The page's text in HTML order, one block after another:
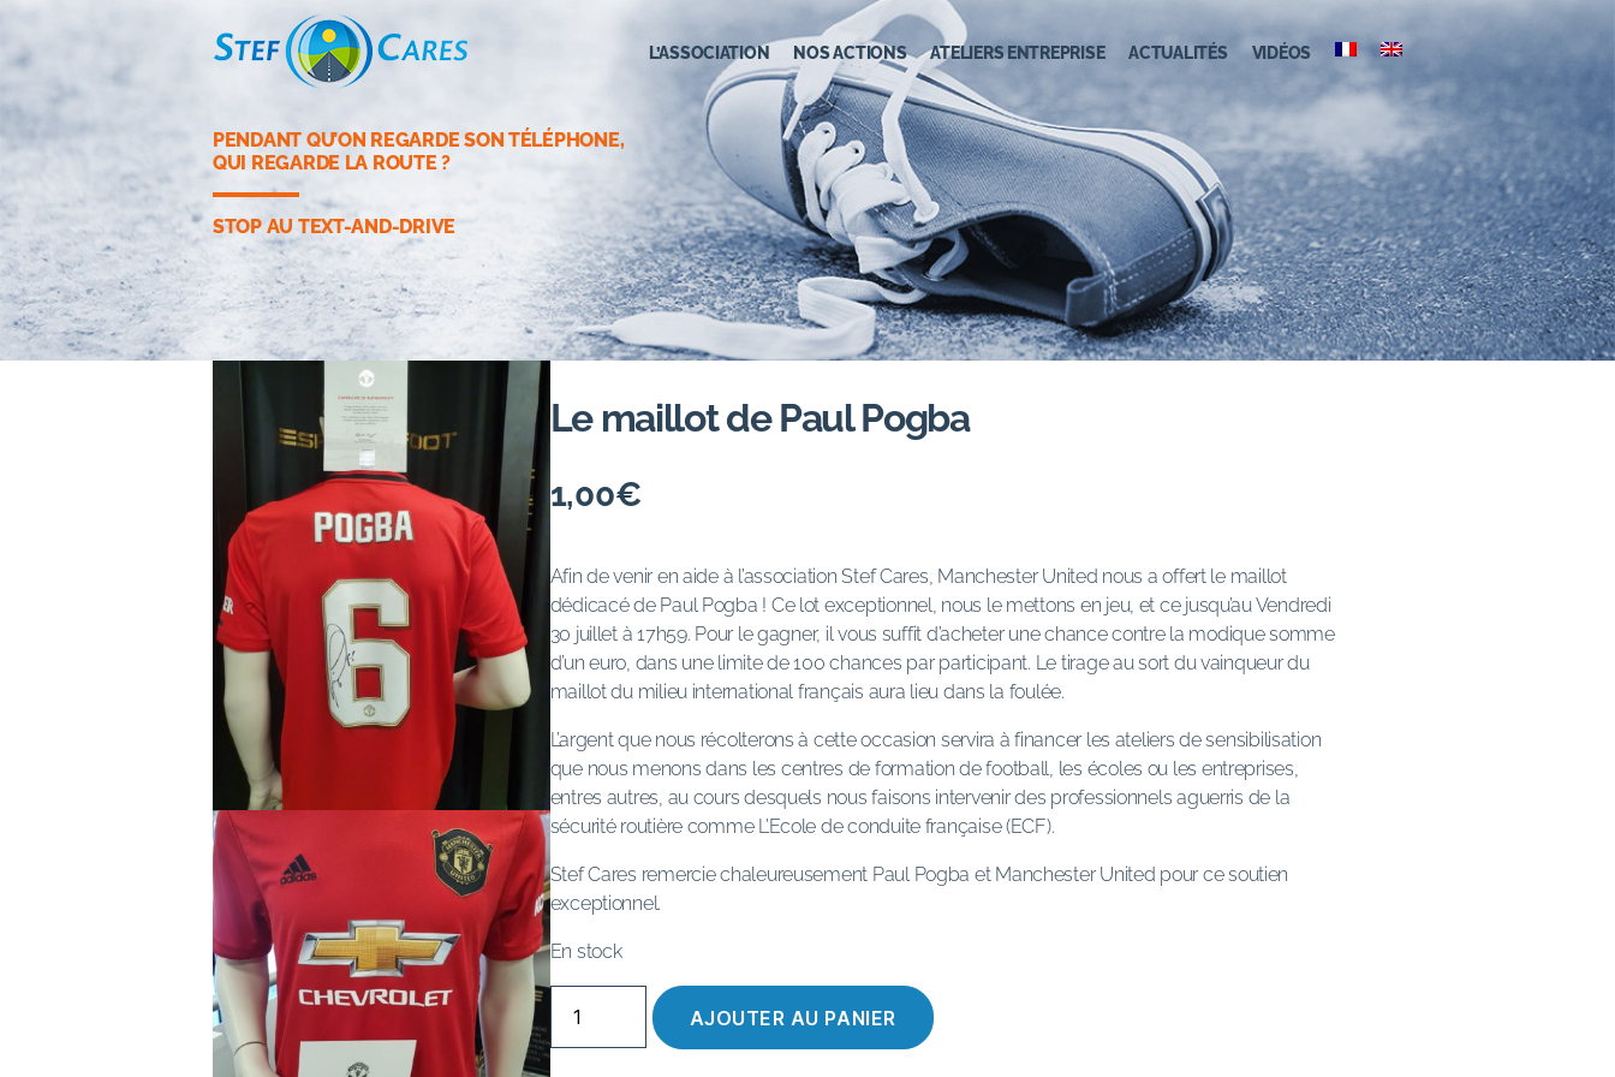
L’ASSOCIATION NOS ACTIONS ATELIERS ENTREPRISE ACTUALITÉS VIDÉOS
PENDANT QU’ON REGARDE SON TÉLÉPHONE,
QUI REGARDE LA ROUTE ?
STOP AU TEXT-AND-DRIVE
Le maillot de Paul Pogba
1,00€
Afin de venir en aide à l’association Stef Cares, Manchester United nous a offert le maillot
dédicacé de Paul Pogba ! Ce lot exceptionnel, nous le mettons en jeu, et ce jusqu’au Vendredi
30 juillet à 17h59. Pour le gagner, il vous suffit d’acheter une chance contre la modique somme
d’un euro, dans une limite de 100 chances par participant. Le tirage au sort du vainqueur du
maillot du milieu international français aura lieu dans la foulée.
L’argent que nous récolterons à cette occasion servira à financer les ateliers de sensibilisation
que nous menons dans les centres de formation de football, les écoles ou les entreprises,
entres autres, au cours desquels nous faisons intervenir des professionnels aguerris de la
sécurité routière comme L’Ecole de conduite française (ECF).
Stef Cares remercie chaleureusement Paul Pogba et Manchester United pour ce soutien
exceptionnel.
En stock
quantité
Le
maillot
AJOUTER AU PANIER